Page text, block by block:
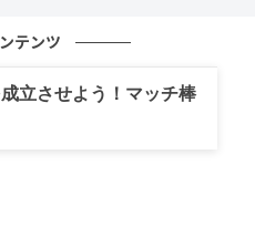
テンツ
立させよう！マッチ棒